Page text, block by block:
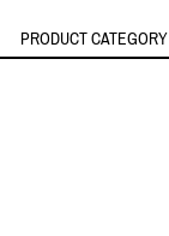
PRODUCT CATEGORY